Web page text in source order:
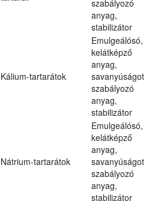
szabályozó
anyag,
stabilizátor
Kálium-tartarátok
Emulgeálósó,
kelátképző
anyag,
savanyúságot
szabályozó
anyag,
stabilizátor
Nátrium-tartarátok
Emulgeálósó,
kelátképző
anyag,
savanyúságot
szabályozó
anyag,
stabilizátor